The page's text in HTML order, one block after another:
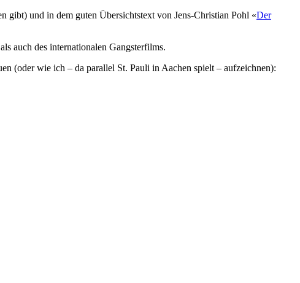
gibt) und in dem guten Übersichtstext von Jens-Christian Pohl «Der
auch des internationalen Gangsterfilms.
(oder wie ich – da parallel St. Pauli in Aachen spielt – aufzeichnen):